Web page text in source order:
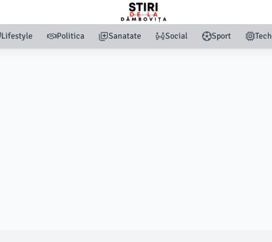
Lifestyle Politica Sanatate Social Sport Tech